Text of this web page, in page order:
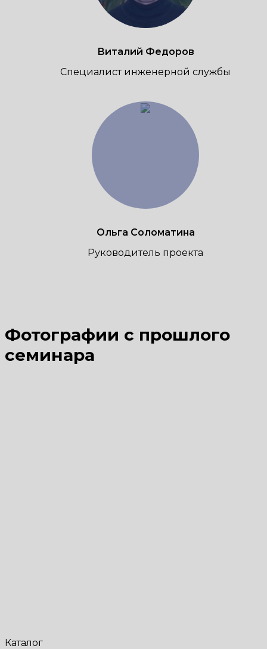
Виталий Федоров
Специалист инженерной службы
Ольга Соломатина
Руководитель проекта
Фотографии с прошлого
семинара
Каталог